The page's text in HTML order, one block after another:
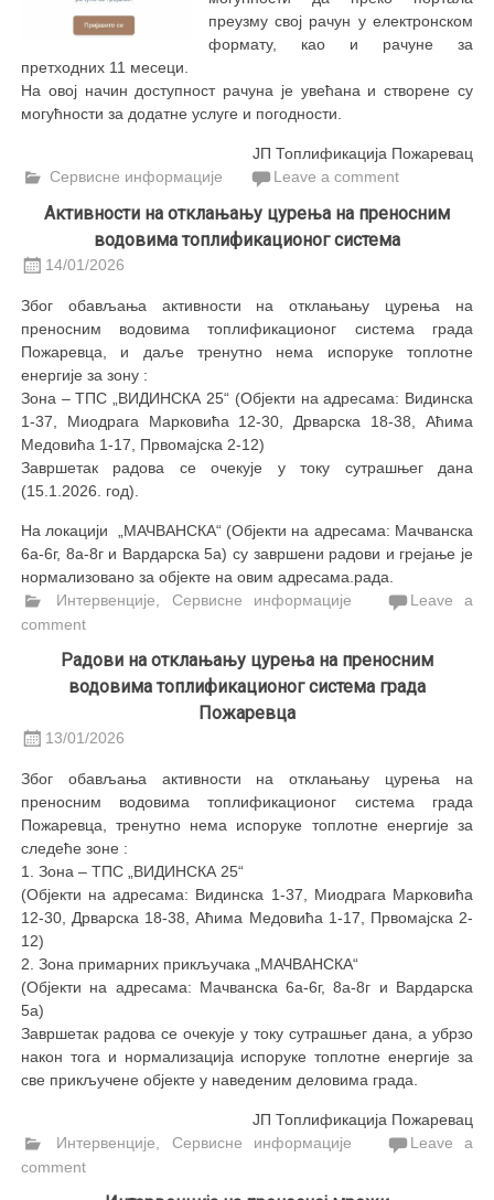
преузму свој рачун у електронском
формату, као и рачуне за
претходних 11 месеци.
На овој начин доступност рачуна је увећана и створене су
могућности за додатне услуге и погодности.
ЈП Топлификација Пожаревац
Сервисне информације
Leave a comment
Aктивности на отклањању цурења на преносним
водовима топлификационог система
14/01/2026
Због обављања активности на отклањању цурења на
преносним водовима топлификационог система града
Пожаревца, и даље тренутно нема испоруке топлотне
енергије за зону :
Зона – ТПС „ВИДИНСКА 25“ (Објекти на адресама: Видинска
1-37, Миодрага Марковића 12-30, Дрварска 18-38, Аћима
Медовића 1-17, Првомајска 2-12)
Завршетак радова се очекује у току сутрашњег дана
(15.1.2026. год).
На локацији „МАЧВАНСКА“ (Објекти на адресама: Мачванска
6а-6г, 8а-8г и Вардарска 5а) су завршени радови и грејање је
нормализовано за објекте на овим адресама.рада.
Интервенције
Сервисне информације
Leave a
comment
Радови на отклањању цурења на преносним
водовима топлификационог система града
Пожаревца
13/01/2026
Због обављања активности на отклањању цурења на
преносним водовима топлификационог система града
Пожаревца, тренутно нема испоруке топлотне енергије за
следеће зоне :
1. Зона – ТПС „ВИДИНСКА 25“
(Објекти на адресама: Видинска 1-37, Миодрага Марковића
12-30, Дрварска 18-38, Аћима Медовића 1-17, Првомајска 2-
12)
2. Зона примарних прикључака „МАЧВАНСКА“
(Објекти на адресама: Мачванска 6а-6г, 8а-8г и Вардарска
5а)
Завршетак радова се очекује у току сутрашњег дана, а убрзо
након тога и нормализација испоруке топлотне енергије за
све прикључене објекте у наведеним деловима града.
ЈП Топлификација Пожаревац
Интервенције
Сервисне информације
Leave a
comment